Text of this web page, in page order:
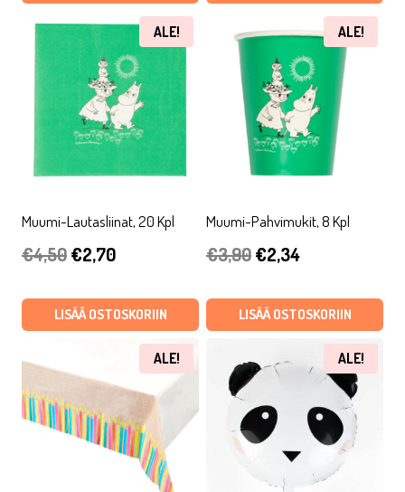
€15,35.
€4,90.
ALE!
Muumi-Lautasliinat, 20 Kpl
€4,50Alkuperäinen
oli:
€2,70Nykyinen
on:
€2,70.
LISÄÄ OSTOSKORIIN
ALE!
Muumi-Pahvimukit, 8 Kpl
€3,90Alkuperäinen
oli:
€2,34Nykyinen
on:
€2,34.
LISÄÄ OSTOSKORIIN
ALE! ALE!